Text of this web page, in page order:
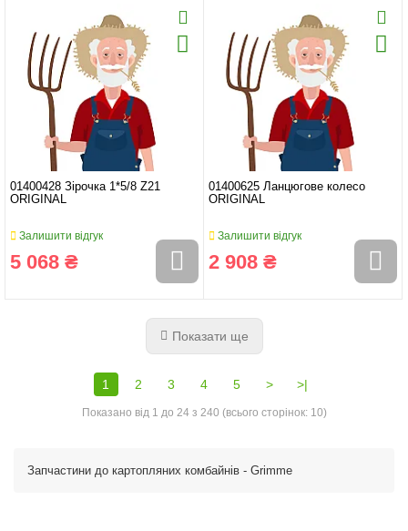
01400428 Зірочка 1*5/8 Z21
ORIGINAL
Залишити відгук
5 068 ₴
01400625 Ланцюгове колесо
ORIGINAL
Залишити відгук
2 908 ₴
Показати ще
1 2 3 4 5 > >|
Показано від 1 до 24 з 240 (всього сторінок: 10)
Запчастини до картопляних комбайнів - Grimme